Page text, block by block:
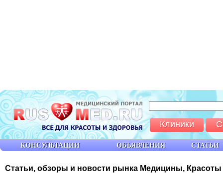
Статьи, обзоры и новости рынка Медицины,
КОНСУЛЬТАЦИИ ОБЪЯВЛЕНИЯ СТАТЬИ
Клиники